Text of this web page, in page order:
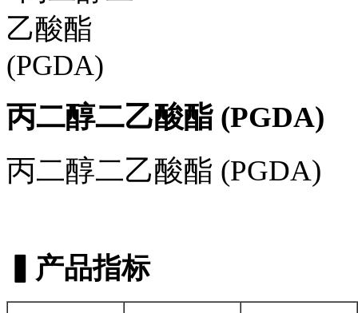
丙二醇二乙酸酯 (PGDA)
丙二醇二乙酸酯 (PGDA)
▍产品指标